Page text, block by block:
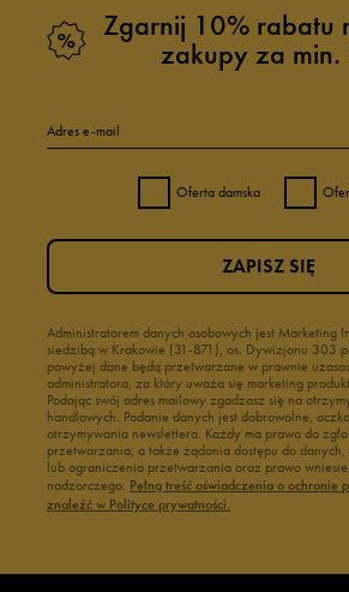
4
1
Jak zbieramy opinie?
Zgarnij 10% rabatu
zakupy za min.
Adres e-mail
Oferta damska
Administratorem danych osobowych jest Marketing
siedzibą w Krakowie (31-871), os. Dywizjonu 303
powyżej dane będą przetwarzane w prawnie
administratora, za który uważa się marketing
Podając swój adres mailowy zgadzasz się na
handlowych. Podanie danych jest dobrowolne,
otrzymywania newslettera. Każdy ma prawo do
przetwarzania, a także żądania dostępu do
lub ograniczenia przetwarzania oraz prawo
nadzorczego. Pełną treść oświadczenia o ochronie
znaleźć w Polityce prywatności.
ZAPISZ SIĘ